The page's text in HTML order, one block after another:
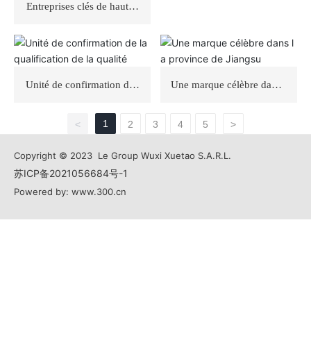
Entreprises clés de haute t
al Torch
Unité de confirmation de l
Une marque célèbre dans l
< 1 2 3 4 5 >
Copyright © 2023 Le Group Wuxi Xuetao S.A.R.L.
苏ICP备2021056684号-1
Powered by: www.300.cn